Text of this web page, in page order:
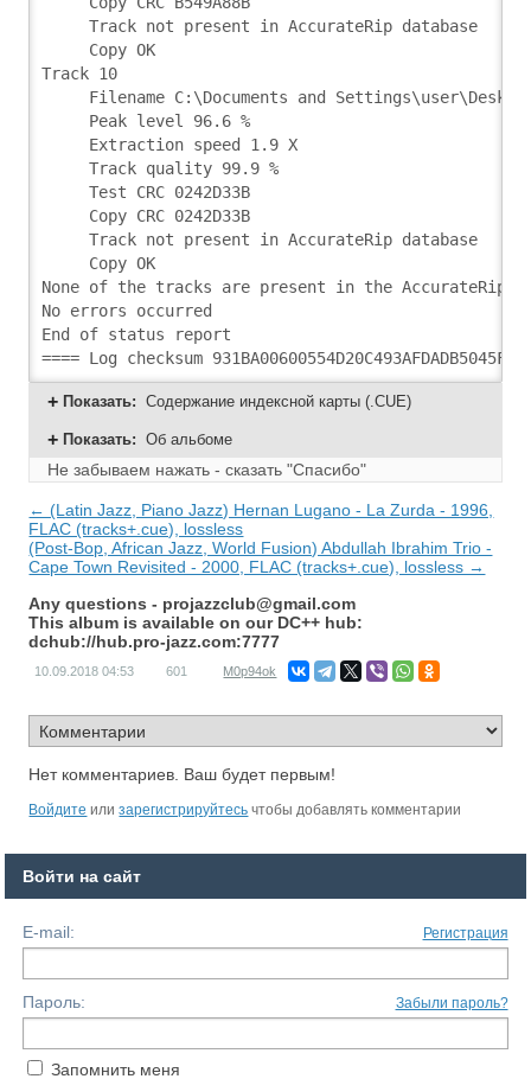
     Track not present in AccurateRip database
     Copy OK
Track 10
Filename C:\Documents and
     Peak level 96.6 %
     Extraction speed 1.9 X
     Track quality 99.9 %
     Test CRC 0242D33B
     Copy CRC 0242D33B
     Track not present in AccurateRip database
     Copy OK
None of the tracks are present in the AccurateRip
No errors occurred
End of status report
Показать: Содержание индексной карты (.CUE)
Показать: Об альбоме
Не забываем нажать - сказать "Спасибо"
← (Latin Jazz, Piano Jazz) Hernan Lugano - La Zurda - 1996,
FLAC (tracks+.cue), lossless
(Post-Bop, African Jazz, World Fusion) Abdullah Ibrahim Trio -
Cape Town Revisited - 2000, FLAC (tracks+.cue), lossless →
Any questions - projazzclub@gmail.com
This album is available on our DC++ hub:
dchub://hub.pro-jazz.com:7777
10.09.2018 04:53 601 M0p94ok
Нет комментариев. Ваш будет первым!
Войдите илизарегистрируйтесь чтобы добавлять комментарии
Войти на сайт
E-mail: Регистрация
Пароль: Забыли пароль?
Запомнить меня